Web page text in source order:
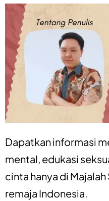
Dapatkan informasi
mental, edukasi
cinta hanya di Majalah
remaja Indonesia.